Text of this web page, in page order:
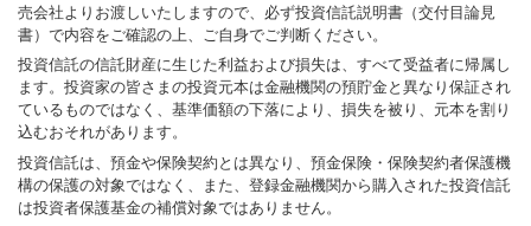
売会社よりお渡しいたしますので、必ず投資信託説明書（交付目論見
書）で内容をご確認の上、ご自身でご判断ください。
投資信託の信託財産に生じた利益および損失は、すべて受益者に帰属し
ます。投資家の皆さまの投資元本は金融機関の預貯金と異なり保証され
ているものではなく、基準価額の下落により、損失を被り、元本を割り
込むおそれがあります。
投資信託は、預金や保険契約とは異なり、預金保険・保険契約者保護機
構の保護の対象ではなく、また、登録金融機関から購入された投資信託
は投資者保護基金の補償対象ではありません。